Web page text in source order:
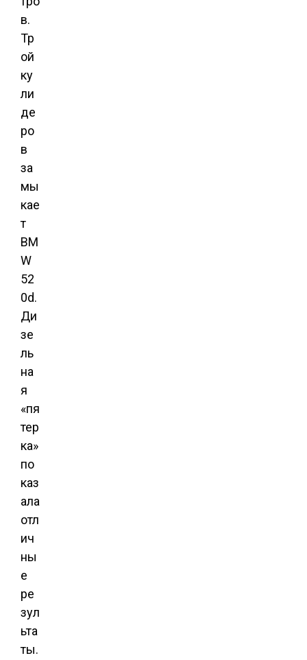
в.
Тр
ой
ку
ли
де
ро
в
за
мы
кае
т
BM
W
52
0d.
Ди
зе
ль
на
я
«пя
тер
ка»
по
каз
ала
отл
ич
ны
е
ре
зул
ьта
ты.